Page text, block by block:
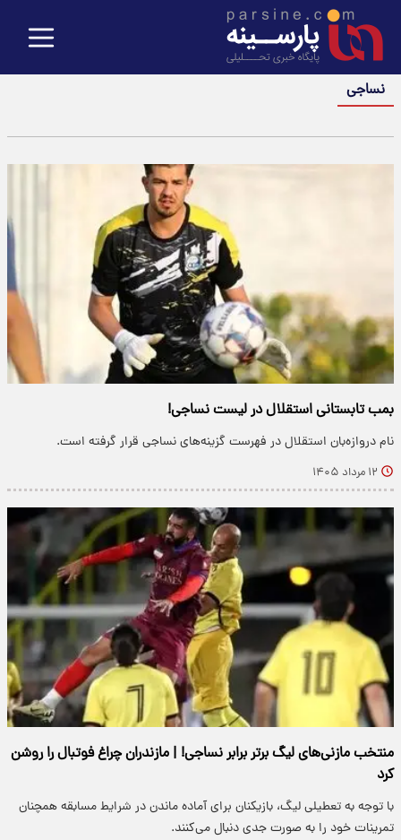
نساجی
بمب تابستانی استقلال در لیست نساجی!
نام دروازه‌بان استقلال در فهرست گزینه‌های نساجی قرار گرفته است.
۱۲ مرداد ۱۴۰۵
منتخب مازنی‌های لیگ برتر برابر نساجی! | مازندران چراغ فوتبال را روشن
کرد
با توجه به تعطیلی لیگ، بازیکنان برای آماده ماندن در شرایط مسابقه همچنان
تمرینات خود را به صورت جدی دنبال می‌کنند.